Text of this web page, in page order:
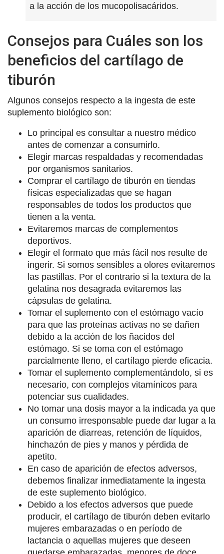
a la acción de los mucopolisacáridos.
Consejos para Cuáles son los
beneficios del cartílago de
tiburón
Algunos consejos respecto a la ingesta de este
suplemento biológico son:
Lo principal es consultar a nuestro médico
antes de comenzar a consumirlo.
Elegir marcas respaldadas y recomendadas
por organismos sanitarios.
Comprar el cartílago de tiburón en tiendas
físicas especializadas que se hagan
responsables de todos los productos que
tienen a la venta.
Evitaremos marcas de complementos
deportivos.
Elegir el formato que más fácil nos resulte de
ingerir. Si somos sensibles a olores evitaremos
las pastillas. Por el contrario si la textura de la
gelatina nos desagrada evitaremos las
cápsulas de gelatina.
Tomar el suplemento con el estómago vacío
para que las proteínas activas no se dañen
debido a la acción de los ñacidos del
estómago. Si se toma con el estómago
parcialmente lleno, el cartílago pierde eficacia.
Tomar el suplemento complementándolo, si es
necesario, con complejos vitamínicos para
potenciar sus cualidades.
No tomar una dosis mayor a la indicada ya que
un consumo irresponsable puede dar lugar a la
aparición de diarreas, retención de líquidos,
hinchazón de pies y manos y pérdida de
apetito.
En caso de aparición de efectos adversos,
debemos finalizar inmediatamente la ingesta
de este suplemento biológico.
Debido a los efectos adversos que puede
producir, el cartílago de tiburón deben evitarlo
mujeres embarazadas o en período de
lactancia o aquellas mujeres que deseen